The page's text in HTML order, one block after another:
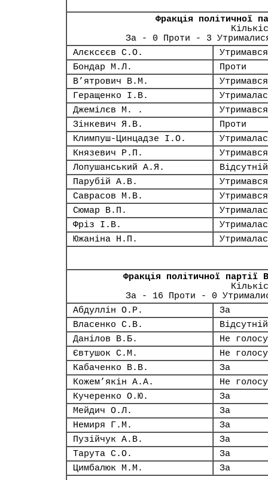
Фракція політичної
За - 0 Проти - 3
Алєксєєв С.О.
Утримався
Бондар М.Л.
Проти
В’ятрович В.М.
Утримався
Геращенко І.В.
Джемілєв М. .
Утримався
Зінкевич Я.В.
Проти
Климпуш-Цинцадзе І.О.
Князевич Р.П.
Утримався
Лопушанський А.Я.
Відсутній
Парубій А.В.
Утримався
Саврасов М.В.
Утримався
Сюмар В.П.
Фріз І.В.
Южаніна Н.П.
Фракція політичної партії
За - 16 Проти - 0
Абдуллін О.Р.
За
Власенко С.В.
Відсутній
Данілов В.Б.
Не
Євтушок С.М.
Не
Кабаченко В.В.
За
Кожем’якін А.А.
Не
Кучеренко О.Ю.
За
Мейдич О.Л.
За
Немиря Г.М.
За
Пузійчук А.В.
За
Тарута С.О.
За
Цимбалюк М.М.
За